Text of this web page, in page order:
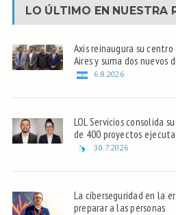
LO ÚLTIMO EN NUESTRA
Axis reinaugura su
Aires y suma dos nuevos
6.8.2026
LOL Servicios consolida
de 400 proyectos
30.7.2026
La ciberseguridad en la
preparar a las personas